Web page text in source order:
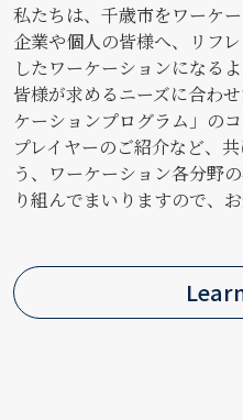
私たちは、千歳市をワーケ
企業や個人の皆様へ、リフ
したワーケーションになる
皆様が求めるニーズに合わ
ケーションプログラム」の
プレイヤーのご紹介など、
う、ワーケーション各分野
り組んでまいりますので、